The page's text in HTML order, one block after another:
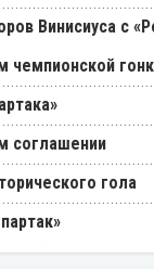
Винисиуса с
чемпионской
соглашении
гола